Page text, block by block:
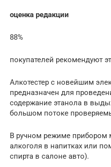
оценка редакции
88%
покупателей рекомендуют
Алкотестер с новейшим
предназначен для
содержание этанола в
большом потоке
В ручном режиме прибором
алкоголя в напитках или
спирта в салоне авто).